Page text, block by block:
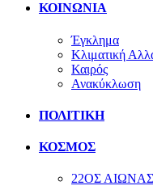
ΚΟΙΝΩΝΙΑ
Έγκλημα
Κλιματική
Καιρός
Ανακύκλωση
ΠΟΛΙΤΙΚΗ
ΚΟΣΜΟΣ
22ΟΣ ΑΙΩΝΑΣ